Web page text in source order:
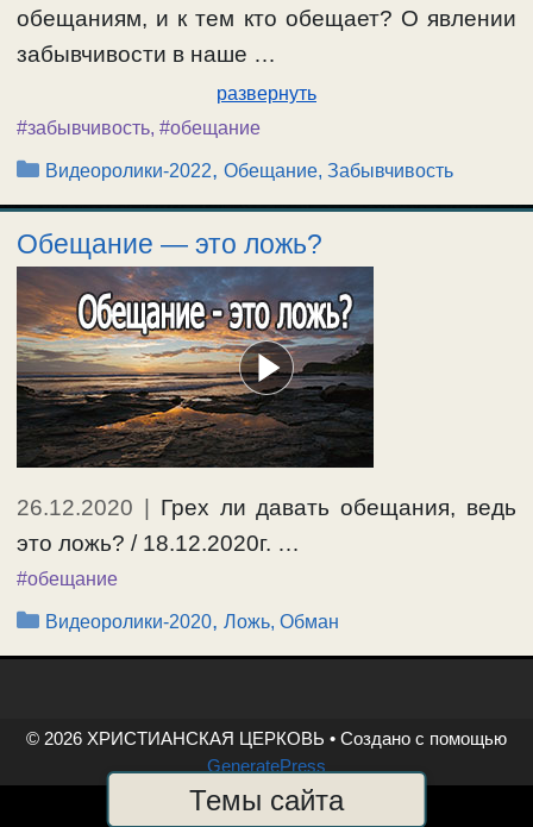
обещаниям, и к тем кто обещает? О явлении
забывчивости в наше …
развернуть
#забывчивость, #обещание
Рубрики
Видеоролики-2022,Обещание, Забывчивость
Обещание — это ложь?
26.12.2020 | Грех ли давать обещания, ведь
это ложь? / 18.12.2020г. …
#обещание
Рубрики
Видеоролики-2020,Ложь, Обман
© 2026 ХРИСТИАНСКАЯ ЦЕРКОВЬ • Создано с помощью
GeneratePress
Темы сайта